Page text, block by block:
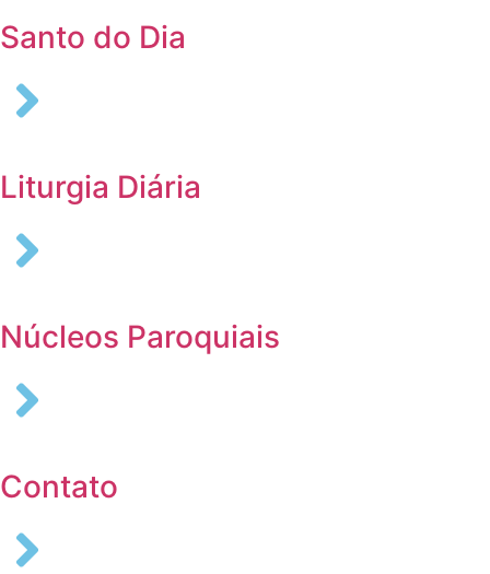
Santo do Dia
Liturgia Diária
Núcleos Paroquiais
Contato